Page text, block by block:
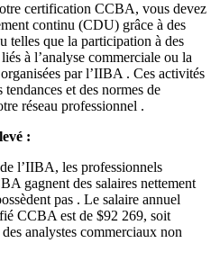
certification CCBA, vous devez
continu (CDU) grâce à des
telles que la participation à des
à l’analyse commerciale ou la
par l’IIBA . Ces activités
et des normes de
réseau professionnel .
:
l’IIBA, les professionnels
gagnent des salaires nettement
pas . Le salaire annuel
CCBA est de $92 269, soit
analystes commerciaux non